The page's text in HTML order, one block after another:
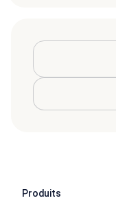
Produits